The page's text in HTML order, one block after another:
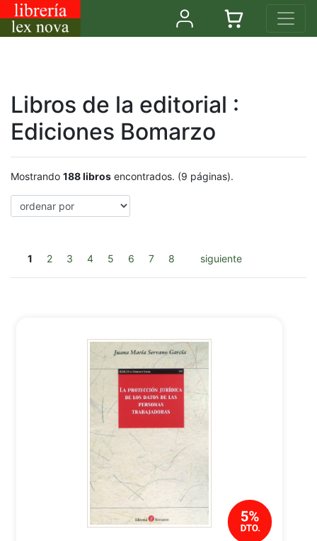
Libros de la editorial :
Ediciones Bomarzo
Mostrando 188 libros encontrados. (9 páginas).
1 2 3 4 5 6 7 8 siguiente